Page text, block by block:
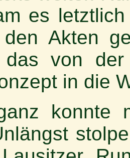
es
Akten
von
in die
konnte